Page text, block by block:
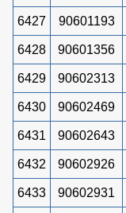
6427 90601193
6428 90601356
6429 90602313
6430 90602469
6431 90602643
6432 90602926
6433 90602931